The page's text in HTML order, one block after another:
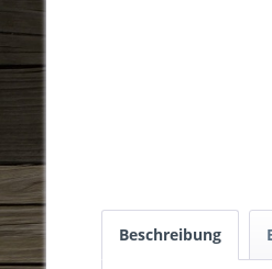
Beschreibung